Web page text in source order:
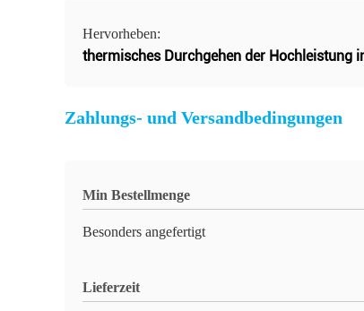
Hervorheben:
thermisches Durchgehen der Hochleistung
Zahlungs- und Versandbedingungen
Min Bestellmenge
Besonders angefertigt
Lieferzeit